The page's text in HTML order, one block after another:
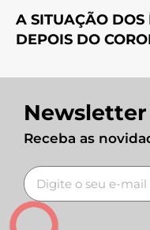
A SITUAÇÃO
DEPOIS DO
Newsletter
Receba as